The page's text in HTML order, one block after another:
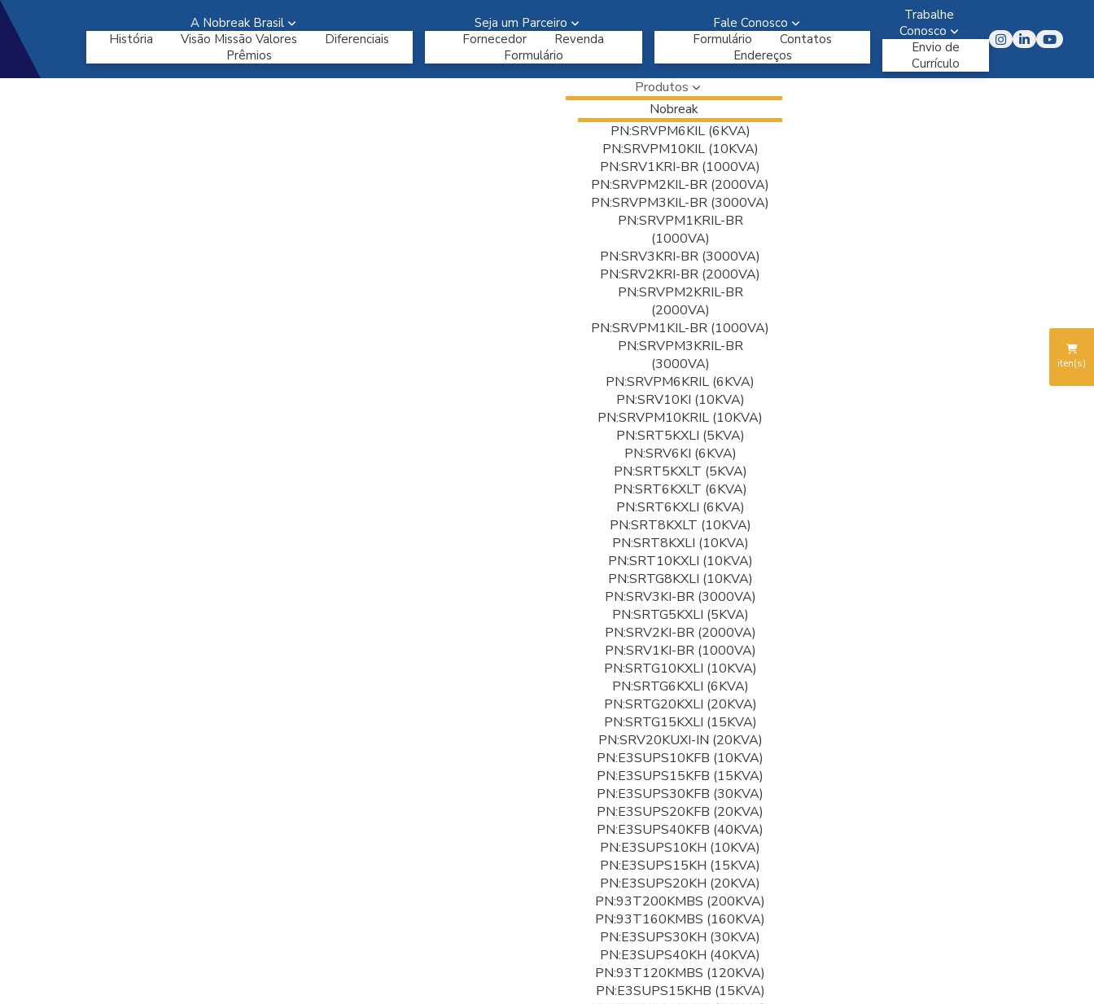
A Nobreak Brasil
História
Visão Missão Valores
Diferenciais
Prêmios
Seja um Parceiro
Fornecedor
Revenda
Formulário
Fale Conosco
Formulário
Contatos
Endereços
Trabalhe
Conosco
Envio de
Currículo
Produtos
Nobreak
PN:SRVPM6KIL (6KVA)
PN:SRVPM10KIL (10KVA)
PN:SRV1KRI-BR (1000VA)
PN:SRVPM2KIL-BR (2000VA)
PN:SRVPM3KIL-BR (3000VA)
PN:SRVPM1KRIL-BR
(1000VA)
PN:SRV3KRI-BR (3000VA)
PN:SRV2KRI-BR (2000VA)
PN:SRVPM2KRIL-BR
(2000VA)
PN:SRVPM1KIL-BR (1000VA)
PN:SRVPM3KRIL-BR
(3000VA)
PN:SRVPM6KRIL (6KVA)
PN:SRV10KI (10KVA)
PN:SRVPM10KRIL (10KVA)
PN:SRT5KXLI (5KVA)
PN:SRV6KI (6KVA)
PN:SRT5KXLT (5KVA)
PN:SRT6KXLT (6KVA)
PN:SRT6KXLI (6KVA)
PN:SRT8KXLT (10KVA)
PN:SRT8KXLI (10KVA)
PN:SRT10KXLI (10KVA)
PN:SRTG8KXLI (10KVA)
PN:SRV3KI-BR (3000VA)
PN:SRTG5KXLI (5KVA)
PN:SRV2KI-BR (2000VA)
PN:SRV1KI-BR (1000VA)
PN:SRTG10KXLI (10KVA)
PN:SRTG6KXLI (6KVA)
PN:SRTG20KXLI (20KVA)
PN:SRTG15KXLI (15KVA)
PN:SRV20KUXI-IN (20KVA)
PN:E3SUPS10KFB (10KVA)
PN:E3SUPS15KFB (15KVA)
PN:E3SUPS30KFB (30KVA)
PN:E3SUPS20KFB (20KVA)
PN:E3SUPS40KFB (40KVA)
PN:E3SUPS10KH (10KVA)
PN:E3SUPS15KH (15KVA)
PN:E3SUPS20KH (20KVA)
PN:93T200KMBS (200KVA)
PN:93T160KMBS (160KVA)
PN:E3SUPS30KH (30KVA)
PN:E3SUPS40KH (40KVA)
PN:93T120KMBS (120KVA)
PN:E3SUPS15KHB (15KVA)
iten(s)